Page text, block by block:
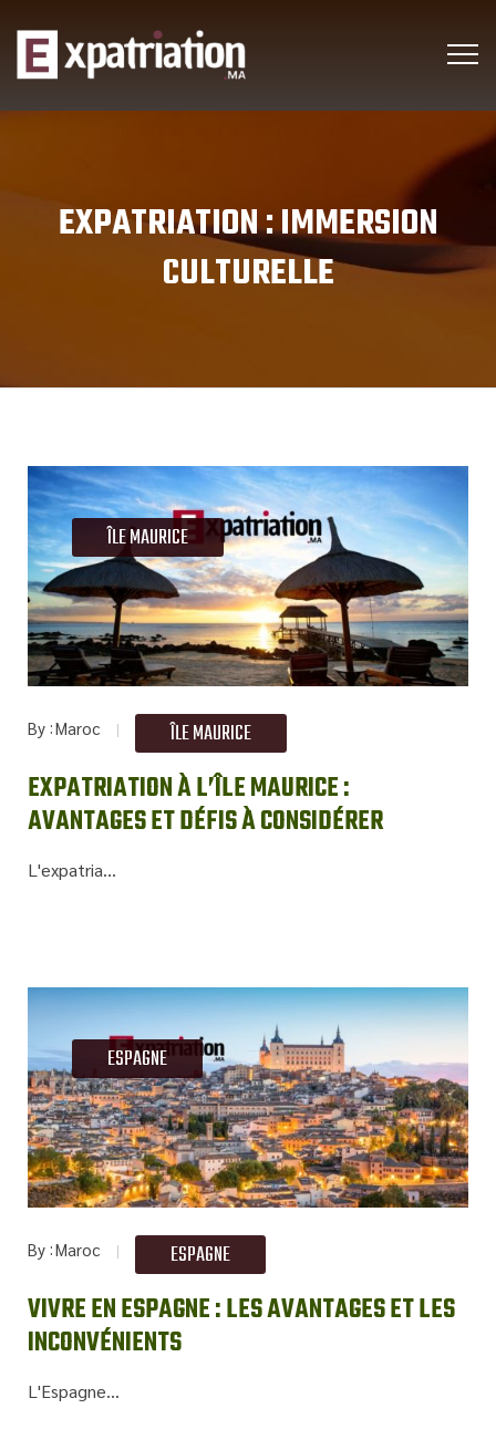
EXPATRIATION :IMMERSION
CULTURELLE
ÎLE MAURICE
By Maroc ÎLE MAURICE
EXPATRIATION À L’ÎLE MAURICE :
AVANTAGES ET DÉFIS À CONSIDÉRER
L'expatria...
ESPAGNE
By Maroc ESPAGNE
VIVRE EN ESPAGNE : LES AVANTAGES ET LES
INCONVÉNIENTS
L'Espagne...